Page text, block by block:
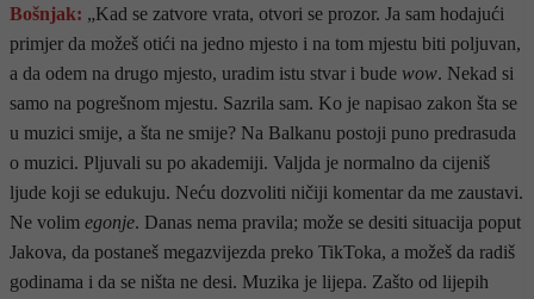
Bošnjak: „Kad se zatvore vrata, otvori se prozor. Ja sam hodajući
primjer da možeš otići na jedno mjesto i na tom mjestu biti poljuvan,
a da odem na drugo mjesto, uradim istu stvar i bude wow. Nekad si
samo na pogrešnom mjestu. Sazrila sam. Ko je napisao zakon šta se
u muzici smije, a šta ne smije? Na Balkanu postoji puno predrasuda
o muzici. Pljuvali su po akademiji. Valjda je normalno da cijeniš
ljude koji se edukuju. Neću dozvoliti ničiji komentar da me zaustavi.
Ne volim egonje. Danas nema pravila; može se desiti situacija poput
Jakova, da postaneš megazvijezda preko TikToka, a možeš da radiš
godinama i da se ništa ne desi. Muzika je lijepa. Zašto od lijepih